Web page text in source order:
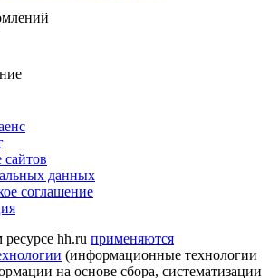
сайтов
данных
соглашение
hh.ru применяются
(информационные технологии
на основе сбора, систематизации